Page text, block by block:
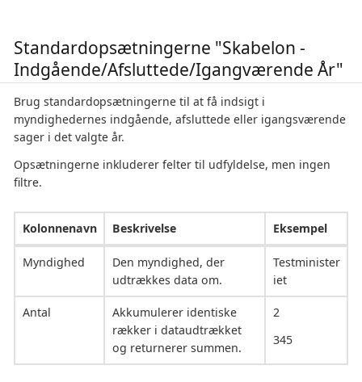
Standardopsætningerne "Skabelon -
Indgående/Afsluttede/Igangværende År"
Brug standardopsætningerne til at få indsigt i
myndighedernes indgående, afsluttede eller igangsværende
sager i det valgte år.
Opsætningerne inkluderer felter til udfyldelse, men ingen
filtre.
Kolonnenavn Beskrivelse Eksempel
Myndighed
Den myndighed, der
udtrækkes data om.
Testminister
iet
Antal
Akkumulerer identiske
rækker i dataudtrækket
og returnerer summen.
2
345